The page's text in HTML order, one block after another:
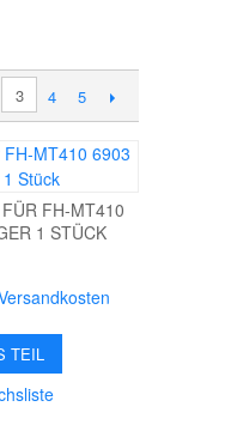
3 4 5
FH-MT410
1 STÜCK
TEIL